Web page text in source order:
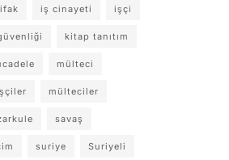
iş cinayeti işçi
kitap tanıtım
mülteci
mülteciler
savaş
suriye Suriyeli